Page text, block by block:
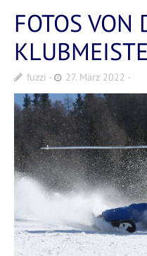
FOTOS VON
fuzzi 27. März 2022